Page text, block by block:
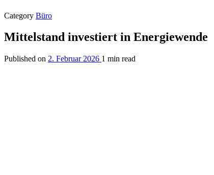
Category Büro
Mittelstand investiert in Energiewende
Published on 2. Februar 2026 1 min read